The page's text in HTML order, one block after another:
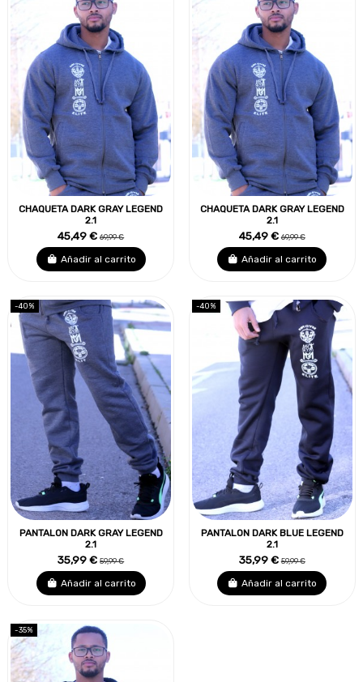
CHAQUETA DARK GRAY LEGEND
2.1
45,49 €69,99 €
Añadir al carrito
CHAQUETA DARK GRAY LEGEND
2.1
45,49 €69,99 €
Añadir al carrito
-40%
PANTALON DARK GRAY LEGEND
2.1
35,99 €59,99 €
Añadir al carrito
-40%
PANTALON DARK BLUE LEGEND
2.1
35,99 €59,99 €
Añadir al carrito
-35%